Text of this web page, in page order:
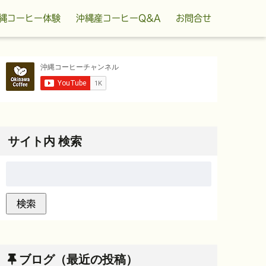
コーヒー体験 沖縄産コーヒーQ&A お問合せ
サイト内 検索
ブログ（最近の投稿）